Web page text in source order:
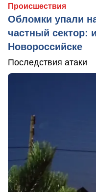
Происшествия
Обломки упали
частный сектор:
Новороссийске
Последствия атаки